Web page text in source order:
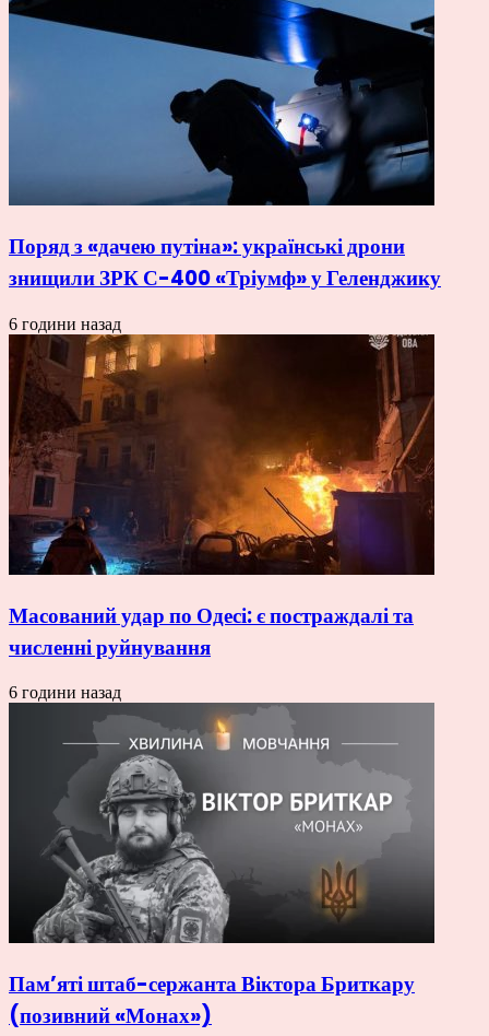
Поряд з «дачею путіна»: українські дрони
знищили ЗРК С-400 «Тріумф» у Геленджику
6 години назад
Масований удар по Одесі: є постраждалі та
численні руйнування
6 години назад
Пам’яті штаб-сержанта Віктора Бриткару
(позивний «Монах»)